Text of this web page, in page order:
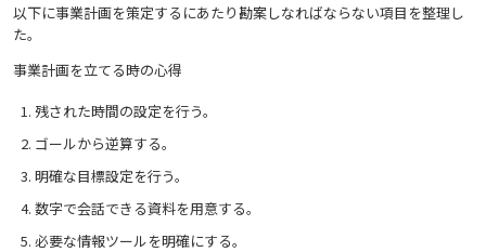
以下に事業計画を策定するにあたり勘案しなればならない項目を整理し
た。
事業計画を立てる時の心得
残された時間の設定を行う。
ゴールから逆算する。
明確な目標設定を行う。
数字で会話できる資料を用意する。
必要な情報ツールを明確にする。